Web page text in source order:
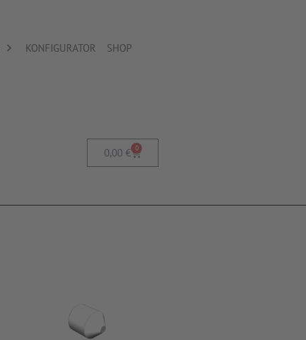
KONFIGURATOR SHOP
0,00 € 0